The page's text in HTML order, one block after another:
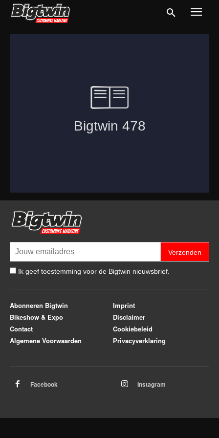
Verzenden
Ik geef toestemming voor de Bigtwin nieuwsbrief.
Abonneren Bigtwin
Bikeshow & Expo
Contact
Algemene Voorwaarden
Imprint
Disclaimer
Cookiebeleid
Privacyverklaring
Facebook Instagram